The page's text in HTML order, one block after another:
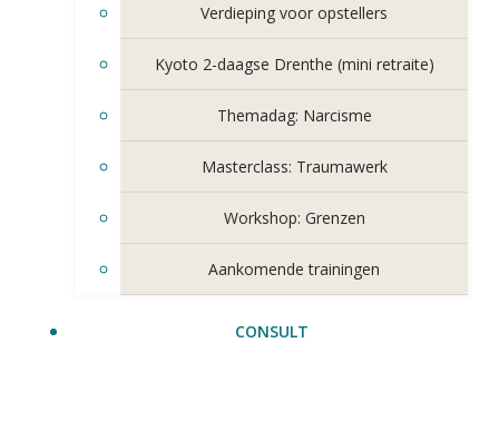
Verdieping voor opstellers
Kyoto 2-daagse Drenthe (mini retraite)
Themadag: Narcisme
Masterclass: Traumawerk
Workshop: Grenzen
Aankomende trainingen
CONSULT